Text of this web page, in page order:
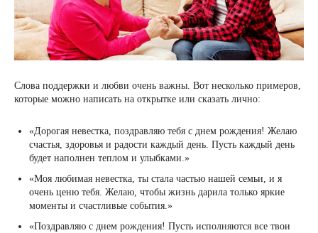
Слова поддержки и любви очень важны. Вот несколько примеров,
которые можно написать на открытке или сказать лично:
«Дорогая невестка, поздравляю тебя с днем рождения! Желаю
счастья, здоровья и радости каждый день. Пусть каждый день
будет наполнен теплом и улыбками.»
«Моя любимая невестка, ты стала частью нашей семьи, и я
очень ценю тебя. Желаю, чтобы жизнь дарила только яркие
моменты и счастливые события.»
«Поздравляю с днем рождения! Пусть исполняются все твои